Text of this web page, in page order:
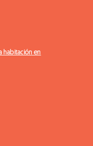
habitación en